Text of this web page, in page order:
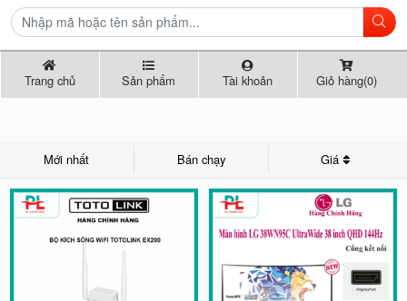
Trang chủ Sản phẩm Tài khoản Giỏ hàng(0)
Mới nhất Bán chạy Giá